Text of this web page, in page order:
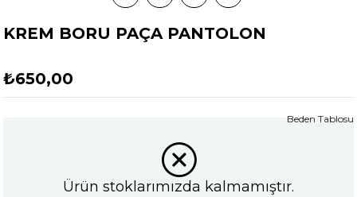
KREM BORU PAÇA PANTOLON
₺650,00
Ürün stoklarımızda kalmamıştır.
Beden Tablosu